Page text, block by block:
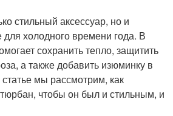
стильный аксессуар, но и
холодного времени года. В
сохранить тепло, защитить
а также добавить изюминку в
мы рассмотрим, как
чтобы он был и стильным, и